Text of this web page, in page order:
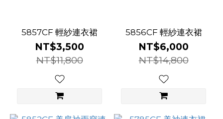
5857CF 輕紗連衣裙
NT$3,500
NT$11,800
5856CF 輕紗連衣裙
NT$6,000
NT$14,800